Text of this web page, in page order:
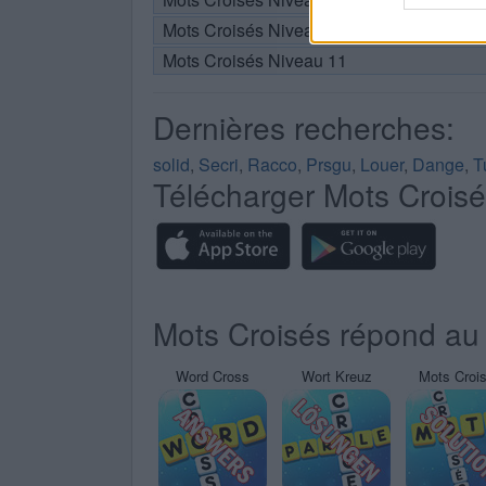
Mots Croisés Niveau 10
Mots Croisés Niveau 11
Dernières recherches:
solid, Secri, Racco, Prsgu, Louer, Dange,
Télécharger Mots
Mots Croisés répond
Word Cross Wort Kreuz Mots